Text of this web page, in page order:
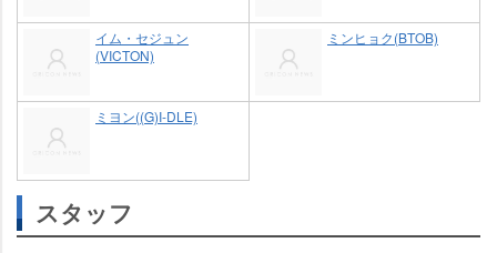
イム・セジュン
(VICTON)
ミンヒョク(BTOB)
ミヨン((G)I-DLE)
スタッフ